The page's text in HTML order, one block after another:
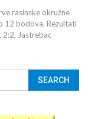
rasinske okružne
12 bodova. Rezultati
2:2, Jastrebac -